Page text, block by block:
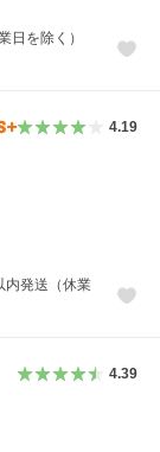
日を除く）
4.19
内発送（休業
4.39